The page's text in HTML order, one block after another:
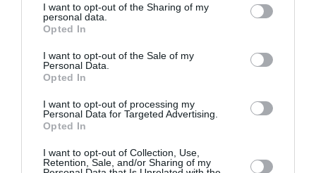
I want to opt-out of the Sharing of my
personal data.
Opted In
I want to opt-out of the Sale of my
Personal Data.
Opted In
I want to opt-out of processing my
Personal Data for Targeted Advertising.
Opted In
I want to opt-out of Collection, Use,
Retention, Sale, and/or Sharing of my
Κάθε βδομάδα στο e-mail σας τα τελευταία νέα για
την Τέχνη και τον Πολιτισμό!